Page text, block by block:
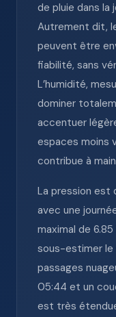
de pluie dans la
Autrement dit,
peuvent être
fiabilité, sans
L’humidité,
dominer
accentuer
espaces moins
contribue à
La pression est
avec une
maximal de
sous-estimer le
passages
05:44 et un
est très